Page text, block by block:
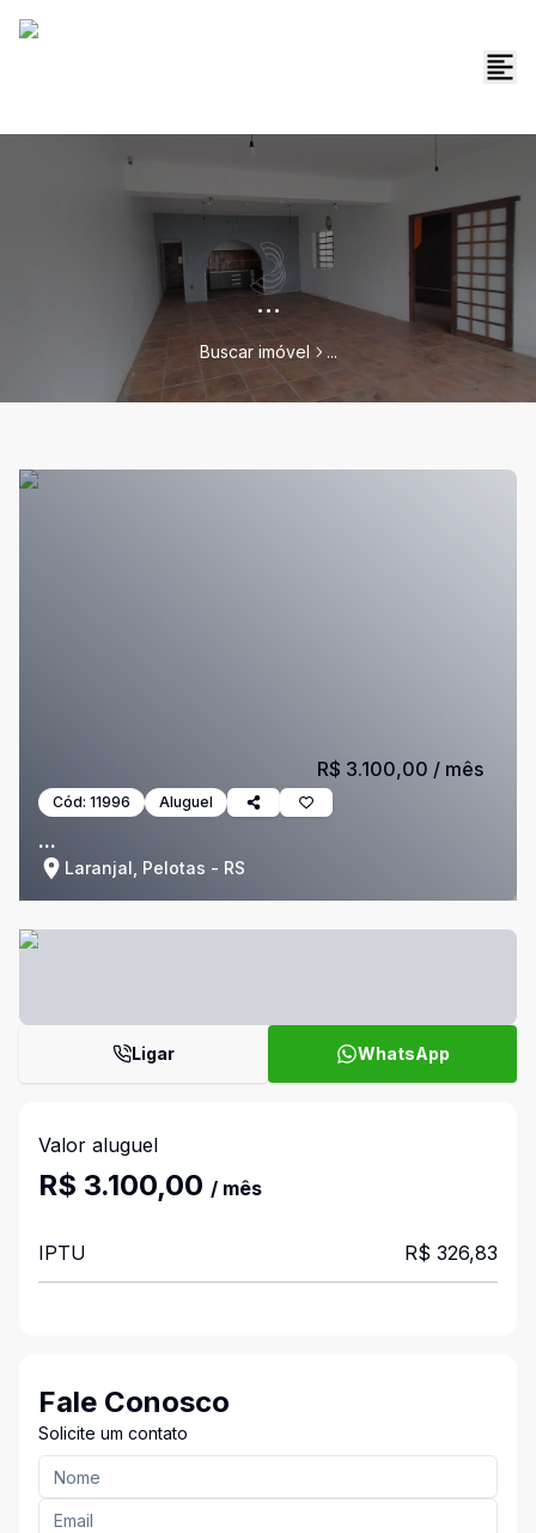
...
Buscar imóvel ...
Cód: 11996 Aluguel
...
Laranjal, Pelotas - RS
R$ 3.100,00 / mês
Ligar WhatsApp
Valor aluguel
R$ 3.100,00 / mês
IPTU R$ 326,83
Fale Conosco
Solicite um contato